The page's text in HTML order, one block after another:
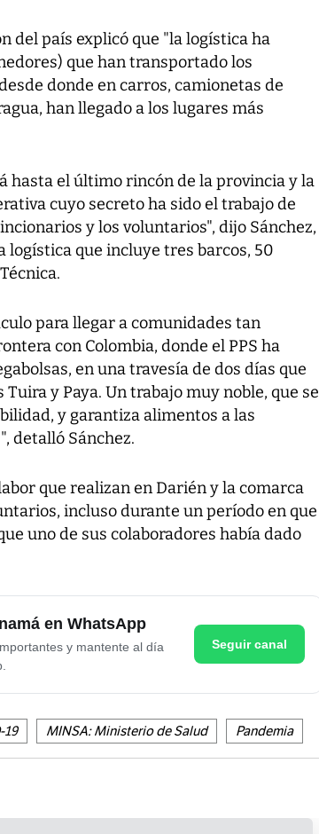
del país explicó que "la logística ha
que han transportado los
donde en carros, camionetas de
han llegado a los lugares más
hasta el último rincón de la provincia y la
cuyo secreto ha sido el trabajo de
y los voluntarios", dijo Sánchez,
logística que incluye tres barcos, 50
para llegar a comunidades tan
con Colombia, donde el PPS ha
en una travesía de dos días que
y Paya. Un trabajo muy noble, que se
y garantiza alimentos a las
detalló Sánchez.
que realizan en Darién y la comarca
incluso durante un período en que
uno de sus colaboradores había dado
en WhatsApp
y mantente al día
Seguir canal
19 MINSA: Ministerio de Salud Pandemia